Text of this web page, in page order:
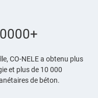
CO-NELE a obtenu plus
et plus de 10 000
de béton.